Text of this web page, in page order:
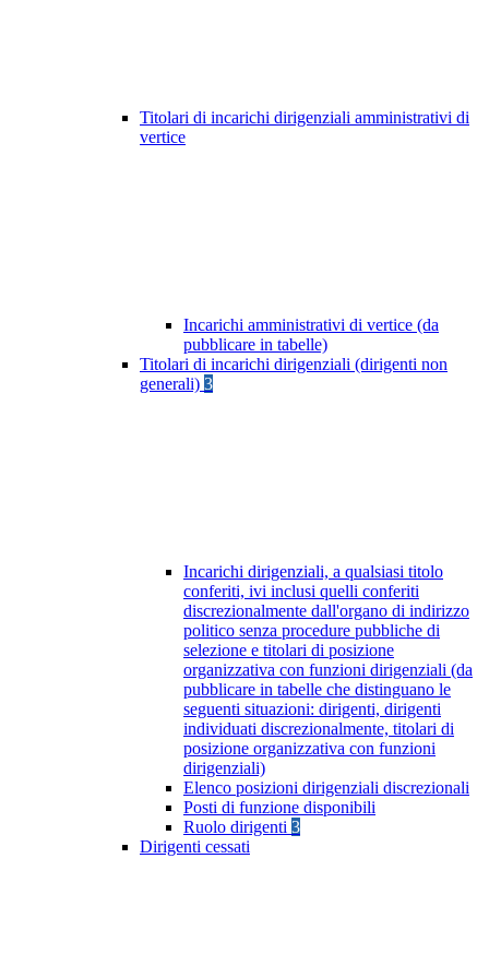
Titolari di incarichi dirigenziali amministrativi di
vertice
Incarichi amministrativi di vertice (da
pubblicare in tabelle)
Titolari di incarichi dirigenziali (dirigenti non
generali) 3
Incarichi dirigenziali, a qualsiasi titolo
conferiti, ivi inclusi quelli conferiti
discrezionalmente dall'organo di indirizzo
politico senza procedure pubbliche di
selezione e titolari di posizione
organizzativa con funzioni dirigenziali (da
pubblicare in tabelle che distinguano le
seguenti situazioni: dirigenti, dirigenti
individuati discrezionalmente, titolari di
posizione organizzativa con funzioni
dirigenziali)
Elenco posizioni dirigenziali discrezionali
Posti di funzione disponibili
Ruolo dirigenti 3
Dirigenti cessati